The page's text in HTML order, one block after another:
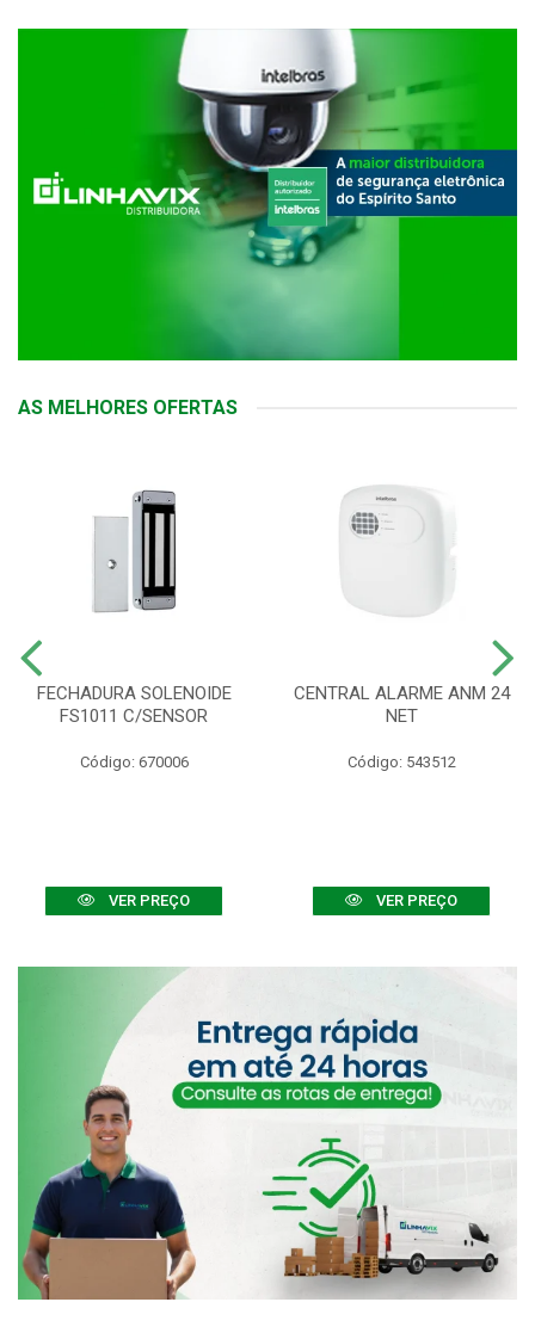
AS MELHORES OFERTAS
FECHADURA SOLENOIDE
FS1011 C/SENSOR
Código: 670006
VER PREÇO
CENTRAL ALARME ANM 24
NET
Código: 543512
VER PREÇO